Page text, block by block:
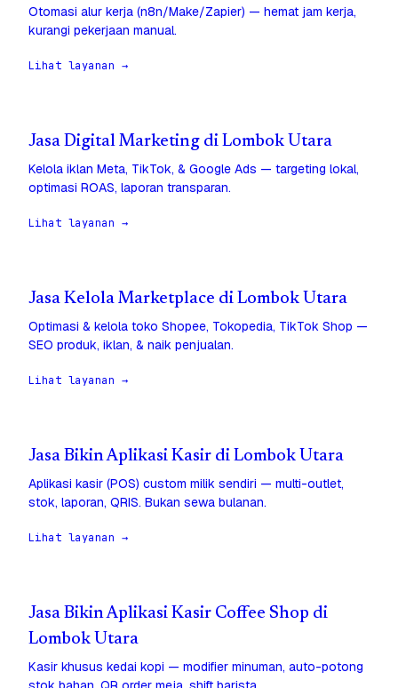
Otomasi alur kerja (n8n/Make/Zapier) — hemat jam kerja,
kurangi pekerjaan manual.
Lihat layanan →
Jasa Digital Marketing di Lombok Utara
Kelola iklan Meta, TikTok, & Google Ads — targeting lokal,
optimasi ROAS, laporan transparan.
Lihat layanan →
Jasa Kelola Marketplace di Lombok Utara
Optimasi & kelola toko Shopee, Tokopedia, TikTok Shop —
SEO produk, iklan, & naik penjualan.
Lihat layanan →
Jasa Bikin Aplikasi Kasir di Lombok Utara
Aplikasi kasir (POS) custom milik sendiri — multi-outlet,
stok, laporan, QRIS. Bukan sewa bulanan.
Lihat layanan →
Jasa Bikin Aplikasi Kasir Coffee Shop di
Lombok Utara
Kasir khusus kedai kopi — modifier minuman, auto-potong